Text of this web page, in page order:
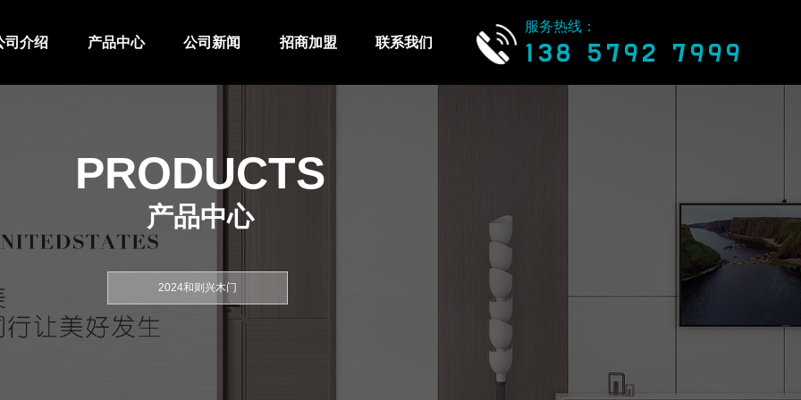
司介绍 产品中心 公司新闻 招商加盟 联系我们
服务热线：
138 5792 7999
PRODUCTS
产品中心
2024和则兴木门